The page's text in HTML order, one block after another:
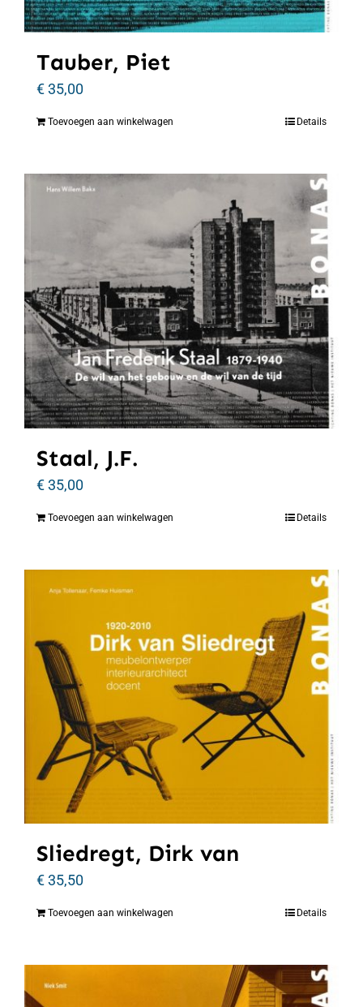
Tauber, Piet
€35,00
Toevoegen aan winkelwagen Details
Staal, J.F.
€35,00
Toevoegen aan winkelwagen Details
Sliedregt, Dirk van
€35,50
Toevoegen aan winkelwagen Details